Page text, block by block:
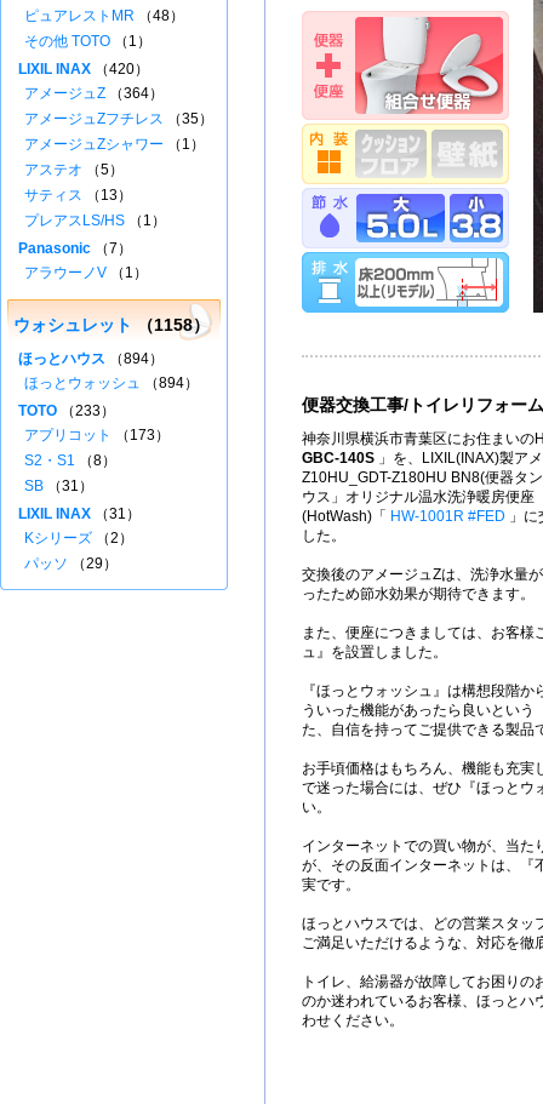
便器交換工事/トイレリフォーム
神奈川県横浜市青葉区にお住まいの
GBC-140S 」を、LIXIL(INAX)製ア
Z10HU_GDT-Z180HU BN8(便器タ
ウス」オリジナル温水洗浄暖房便座
(HotWash)「
HW-1001R #FED 」
した。
交換後のアメージュZは、洗浄水量
ったため節水効果が期待できます。
また、便座につきましては、お客様
ュ』を設置しました。
『ほっとウォッシュ』は構想段階
ういった機能があったら良いという
た、自信を持ってご提供できる製品
お手頃価格はもちろん、機能も充実
で迷った場合には、ぜひ『ほっとウ
い。
インターネットでの買い物が、当た
が、その反面インターネットは、『
実です。
ほっとハウスでは、どの営業スタッ
ご満足いただけるような、対応を徹
トイレ、給湯器が故障してお困り
のか迷われているお客様、ほっとハ
わせください。
ピュアレストMR （48）
その他 TOTO （1）
LIXIL INAX （420）
アメージュZ （364）
アメージュZフチレス （35）
アメージュZシャワー （1）
アステオ （5）
サティス （13）
プレアスLS/HS （1）
Panasonic （7）
アラウーノV （1）
ウォシュレット （1158）
ほっとハウス （894）
ほっとウォッシュ （894）
TOTO （233）
アプリコット
（173）
S2・S1 （8）
SB （31）
LIXIL INAX （31）
Kシリーズ （2）
パッソ （29）